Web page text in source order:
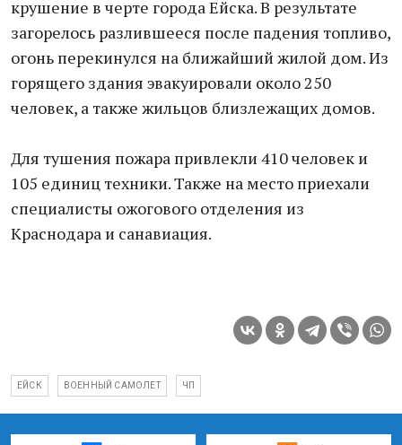
крушение в черте города Ейска. В результате
загорелось разлившееся после падения топливо,
огонь перекинулся на ближайший жилой дом. Из
горящего здания эвакуировали около 250
человек, а также жильцов близлежащих домов.
Для тушения пожара привлекли 410 человек и
105 единиц техники. Также на место приехали
специалисты ожогового отделения из
Краснодара и санавиация.
ЕЙСК ВОЕННЫЙ САМОЛЕТ ЧП